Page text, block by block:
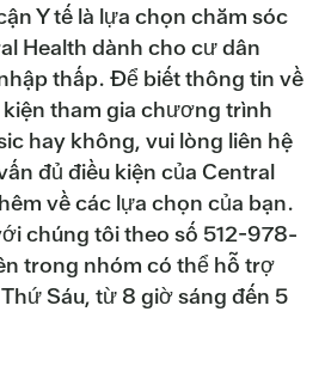
Y tế là lựa chọn chăm sóc
Health dành cho cư dân
thấp. Để biết thông tin về
tham gia chương trình
hay không, vui lòng liên hệ
đủ điều kiện của Central
về các lựa chọn của bạn.
chúng tôi theo số 512-978-
trong nhóm có thể hỗ trợ
Sáu, từ 8 giờ sáng đến 5